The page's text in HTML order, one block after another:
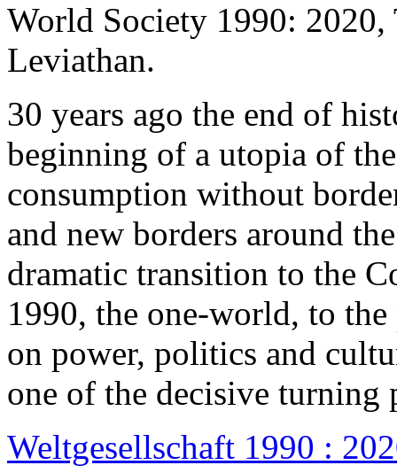
World Society 1990: 2020,
Leviathan.
30 years ago the end of
beginning of a utopia of
consumption without
and new borders around
dramatic transition to the
1990, the one-world, to the
on power, politics and
one of the decisive turning
Weltgesellschaft 1990 :